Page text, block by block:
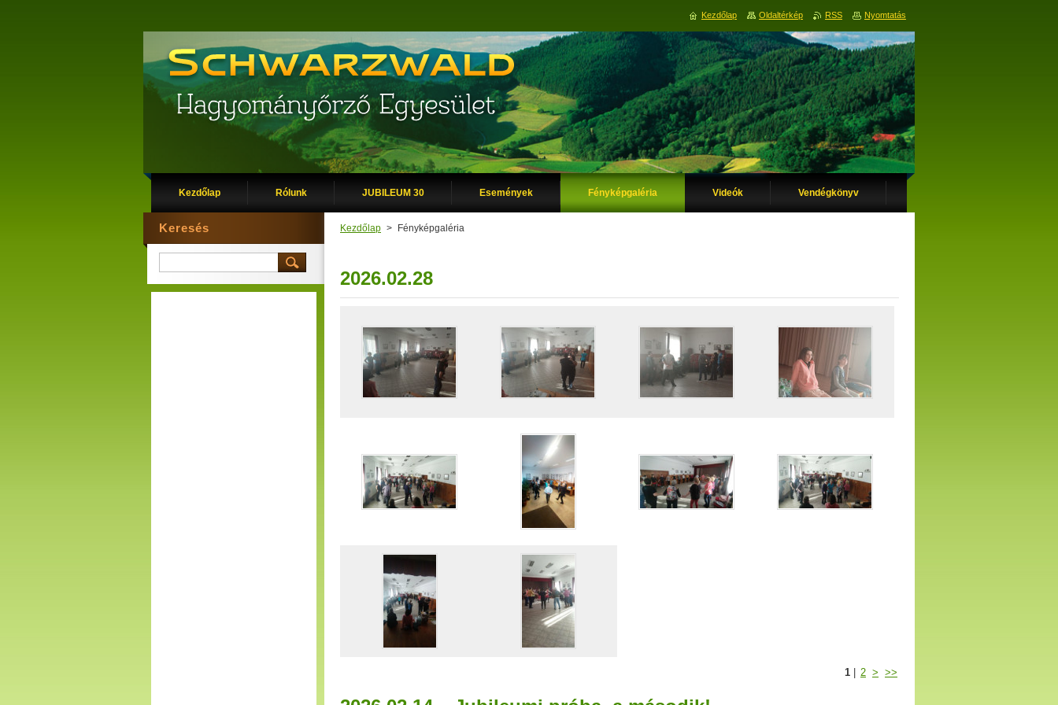
Kezdőlap Rólunk JUBILEUM 30 Események Fényképgaléria Videók Vendégkönyv
Kezdőlap > Fényképgaléria
2026.02.28
1 2 > >>
Keresés
Kezdőlap Oldaltérkép RSS Nyomtatás